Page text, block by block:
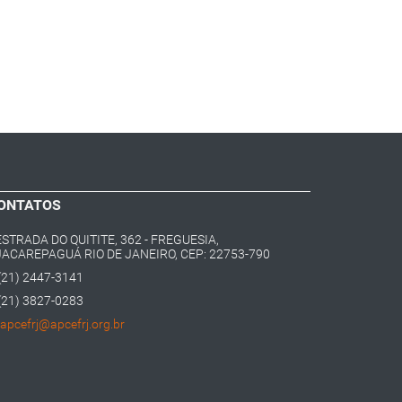
DO QUITITE, 362 - FREGUESIA,
RIO DE JANEIRO, CEP: 22753-790
2447-3141
3827-0283
apcefrj@apcefrj.org.br